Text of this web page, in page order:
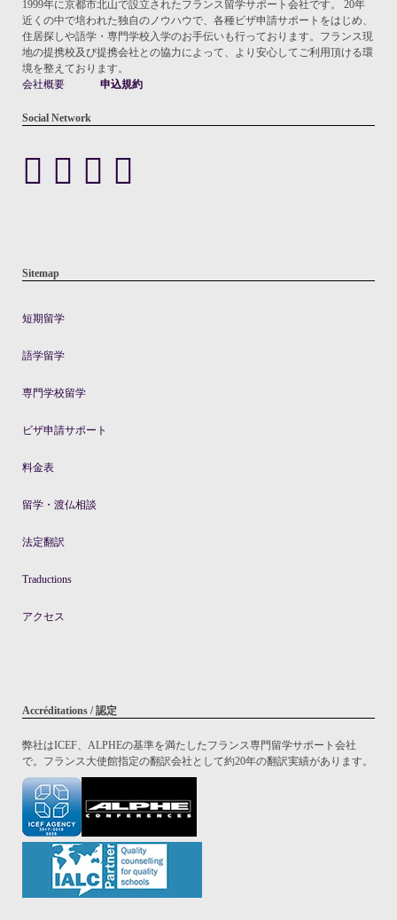
1999年に京都市北山で設立されたフランス留学サポート会社です。 20年
近くの中で培われた独自のノウハウで、各種ビザ申請サポートをはじめ、
住居探しや語学・専門学校入学のお手伝いも行っております。フランス現
地の提携校及び提携会社との協力によって、より安心してご利用頂ける環
境を整えております。
会社概要
申込規約
Social Network
Sitemap
短期留学
語学留学
専門学校留学
ビザ申請サポート
料金表
留学・渡仏相談
法定翻訳
Traductions
アクセス
Accréditations / 認定
弊社はICEF、ALPHEの基準を満たしたフランス専門留学サポート会社
で。フランス大使館指定の翻訳会社として約20年の翻訳実績があります。